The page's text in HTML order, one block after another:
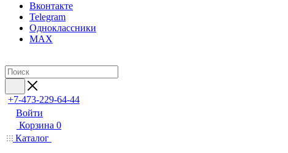
Вконтакте
Telegram
Одноклассники
MAX
+7-473-229-64-44
Войти
Корзина 0
Каталог